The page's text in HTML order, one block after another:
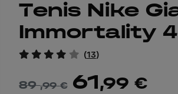
Tenis Nike Giannis
Immortality 4
(13)
89,99 € 61,99 €